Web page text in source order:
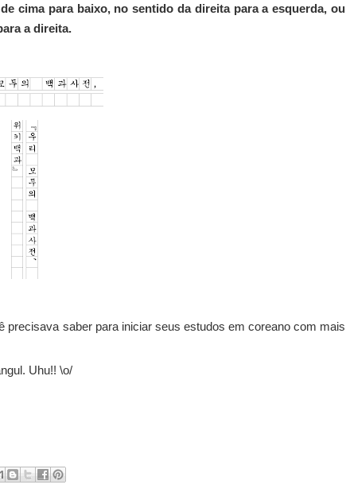
cima para baixo, no sentido da direita para a esquerda, ou
a direita.
saber para iniciar seus estudos em coreano com mais
Uhu!! \o/